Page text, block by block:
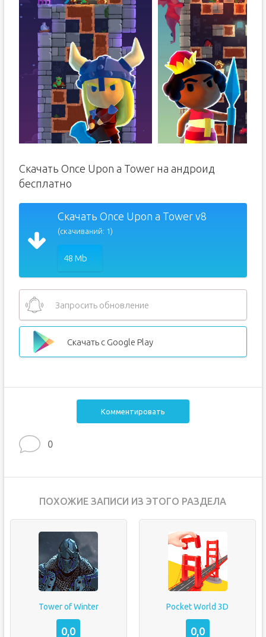
Скачать Once Upon a Tower на андроид
бесплатно
Скачать Once Upon a Tower v8
(скачиваний: 1)
48 Mb
Запросить обновление
Скачать с Google Play
Комментировать
0
ПОХОЖИЕ ЗАПИСИ ИЗ ЭТОГО РАЗДЕЛА
Tower of Winter
0,0
Pocket World 3D
0,0